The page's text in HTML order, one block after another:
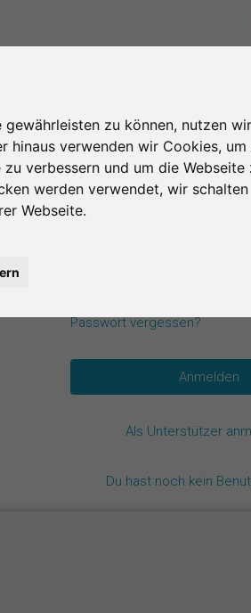
zu können, nutzen wir
hinaus verwenden wir Cookies, um
verbessern und um die Webseite
werden verwendet, wir schalten
Webseite.
Passwort vergessen?
Als Unterstützer
Du hast noch kein